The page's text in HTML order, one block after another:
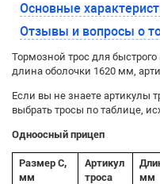
Основные
Отзывы и вопросы о
Тормозной трос для
длина оболочки 1620 мм,
Если вы не знаете артикулы
выбрать тросы по таблице,
Одноосный прицеп
Размер C,
мм
Артикул
троса
мм